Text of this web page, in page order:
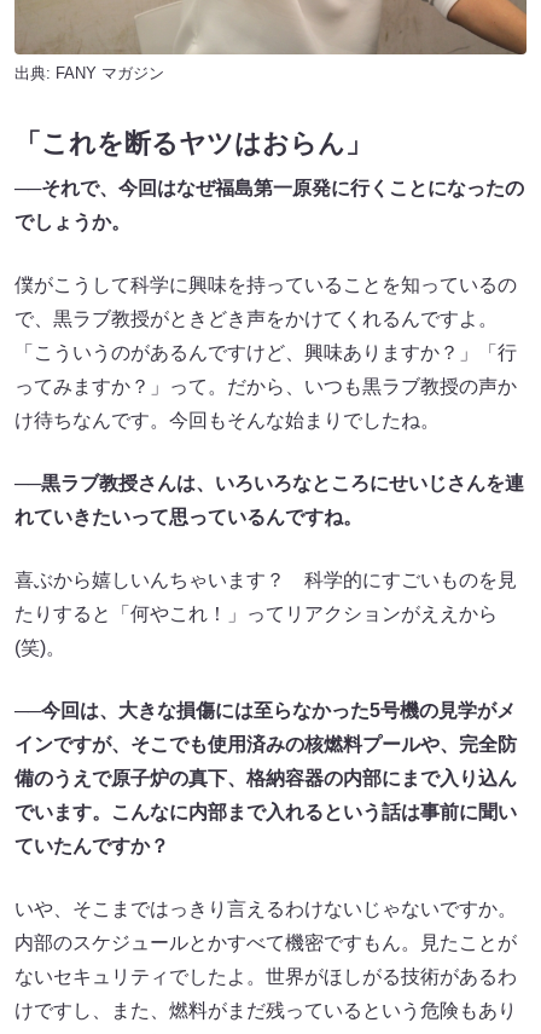
出典: FANY マガジン
「これを断るヤツはおらん」
──それで、今回はなぜ福島第一原発に行くことになったの
でしょうか。
僕がこうして科学に興味を持っていることを知っているの
で、黒ラブ教授がときどき声をかけてくれるんですよ。
「こういうのがあるんですけど、興味ありますか？」「行
ってみますか？」って。だから、いつも黒ラブ教授の声か
け待ちなんです。今回もそんな始まりでしたね。
──黒ラブ教授さんは、いろいろなところにせいじさんを連
れていきたいって思っているんですね。
喜ぶから嬉しいんちゃいます？ 科学的にすごいものを見
たりすると「何やこれ！」ってリアクションがええから
(笑)。
──今回は、大きな損傷には至らなかった5号機の見学がメ
インですが、そこでも使用済みの核燃料プールや、完全防
備のうえで原子炉の真下、格納容器の内部にまで入り込ん
でいます。こんなに内部まで入れるという話は事前に聞い
ていたんですか？
いや、そこまではっきり言えるわけないじゃないですか。
内部のスケジュールとかすべて機密ですもん。見たことが
ないセキュリティでしたよ。世界がほしがる技術があるわ
けですし、また、燃料がまだ残っているという危険もあり